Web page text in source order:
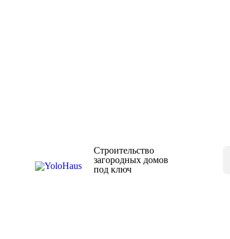
Строительство
загородных домов
под ключ